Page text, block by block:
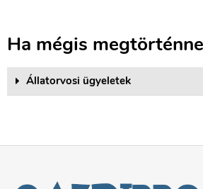
Ha mégis
Állatorvosi ügyeletek